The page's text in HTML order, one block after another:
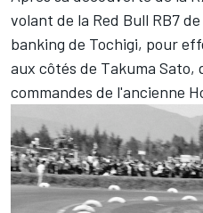
volant de la Red Bull RB7 de
banking de Tochigi, pour
aux côtés de Takuma Sato,
commandes de l'ancienne